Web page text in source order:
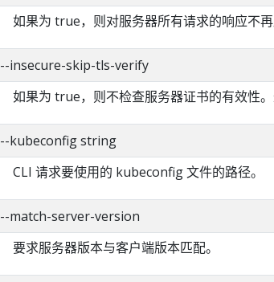
如果为 true，则对服务器所有请求的响应不再
--insecure-skip-tls-verify
如果为 true，则不检查服务器证书的有效性
--kubeconfig string
CLI 请求要使用的 kubeconfig 文件的路径。
--match-server-version
要求服务器版本与客户端版本匹配。